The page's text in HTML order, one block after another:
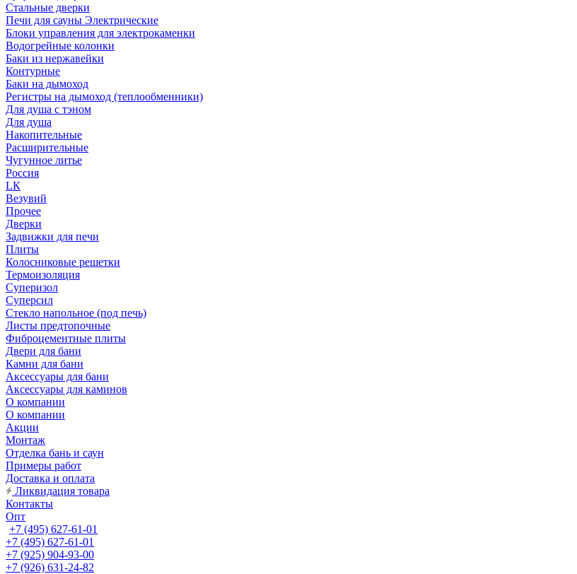
Стальные дверки
Печи для сауны Электрические
Блоки управления для электрокаменки
Водогрейные колонки
Баки из нержавейки
Контурные
Баки на дымоход
Регистры на дымоход (теплообменники)
Для душа с тэном
Для душа
Накопительные
Расширительные
Чугунное литье
Россия
LК
Везувий
Прочее
Дверки
Задвижки для печи
Плиты
Колосниковые решетки
Термоизоляция
Суперизол
Суперсил
Стекло напольное (под печь)
Листы предтопочные
Фиброцементные плиты
Двери для бани
Камни для бани
Аксессуары для бани
Аксессуары для каминов
О компании
О компании
Акции
Монтаж
Отделка бань и саун
Примеры работ
Доставка и оплата
Ликвидация товара
Контакты
Опт
+7 (495) 627-61-01
+7 (495) 627-61-01
+7 (925) 904-93-00
+7 (926) 631-24-82